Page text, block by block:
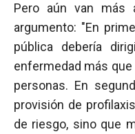
Pero aún van más
argumento: "En
pública debería
enfermedad más que
personas. En
provisión de
de riesgo, sino que